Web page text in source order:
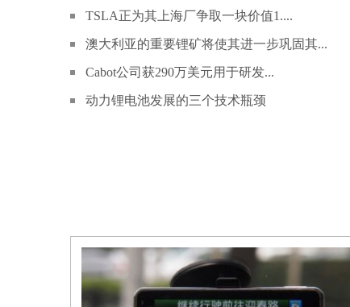
TSLA正为其上海厂争取一块价值1....
澳大利亚的重要锂矿将使其进一步巩固其...
Cabot公司获290万美元用于研发...
动力锂电池发展的三个技术瓶颈